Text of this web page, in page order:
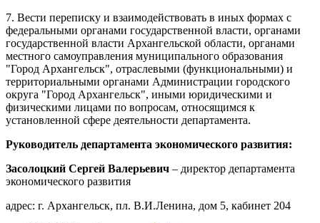
7. Вести переписку и взаимодействовать в иных формах с
федеральными органами государственной власти, органами
государственной власти Архангельской области, органами
местного самоуправления муниципального образования
"Город Архангельск", отраслевыми (функциональными) и
территориальными органами Администрации городского
округа "Город Архангельск", иными юридическими и
физическими лицами по вопросам, относящимся к
установленной сфере деятельности департамента.
Руководитель департамента экономического развития:
Засолоцкий Сергей Валерьевич – директор департамента
экономического развития
адрес: г. Архангельск, пл. В.И.Ленина, дом 5, кабинет 204